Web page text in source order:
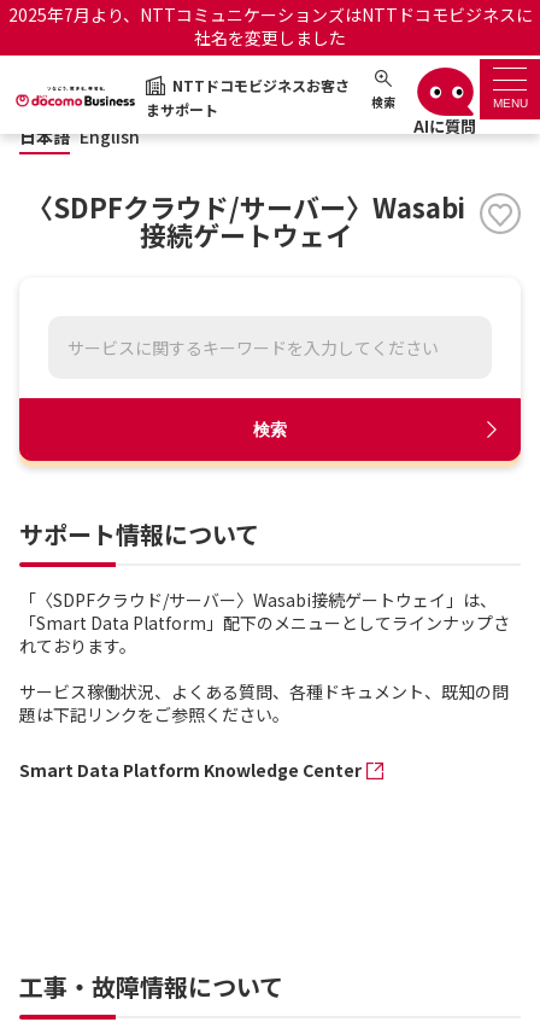
2025年7月より、NTTコミュニケーションズはNTTドコモビジネスに
社名を変更しました
NTTドコモビジネスお客さ
まサポート
検索 MENU
NTTドコモビジネスお客さまサポート 日本語 English
サポートトップ
サービス名から探す
お知らせ サポートサイトの使い方
工事・故障情報通知サー
日本語 English
〈SDPFクラウド/サーバー〉Wasabi
接続ゲートウェイ
検索
サポート情報について
「〈SDPFクラウド/サーバー〉Wasabi接続ゲートウェイ」は、
「Smart Data Platform」配下のメニューとしてラインナップさ
れております。
サービス稼働状況、よくある質問、各種ドキュメント、既知の問
題は下記リンクをご参照ください。
Smart Data Platform Knowledge Center
工事・故障情報について